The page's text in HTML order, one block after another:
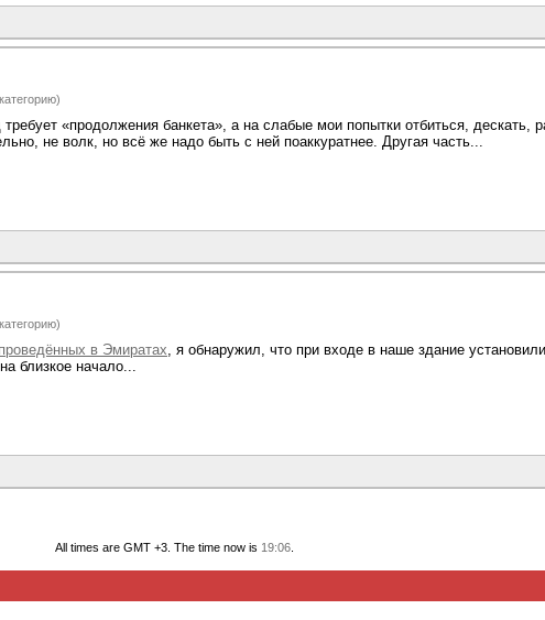
«продолжения банкета», а на слабые мои попытки отбиться, дескать,
не волк, но всё же надо быть с ней поаккуратнее. Другая часть...
проведённых в Эмиратах, я обнаружил, что при входе в наше здание
близкое начало...
All times are GMT +3. The time now is 19:06.